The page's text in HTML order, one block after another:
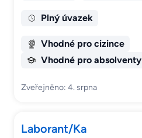
Plný úvazek
Vhodné pro cizince
Vhodné pro absolventy
Zveřejněno: 4. srpna
Laborant/Ka